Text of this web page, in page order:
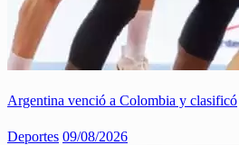
Argentina venció a Colombia y clasificó
Deportes 09/08/2026